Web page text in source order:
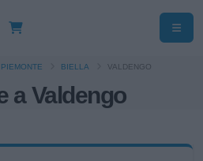
a Valdengo
PIEMONTE BIELLA VALDENGO